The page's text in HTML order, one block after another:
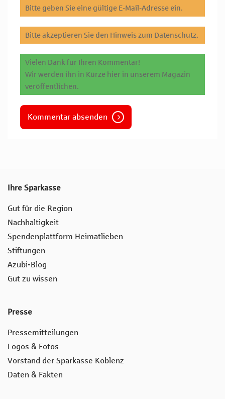
Bitte geben Sie eine gültige E-Mail-Adresse ein.
Bitte akzeptieren Sie den Hinweis zum Datenschutz.
Vielen Dank für Ihren Kommentar!
Wir werden ihn in Kürze hier in unserem Magazin
veröffentlichen.
Kommentar absenden
Ihre Sparkasse
Gut für die Region
Nachhaltigkeit
Spendenplattform Heimatlieben
Stiftungen
Azubi-Blog
Gut zu wissen
Presse
Pressemitteilungen
Logos & Fotos
Vorstand der Sparkasse Koblenz
Daten & Fakten